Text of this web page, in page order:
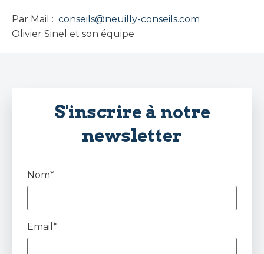
Par Mail : conseils@neuilly-conseils.com
Olivier Sinel et son équipe
S'inscrire à notre
newsletter
Nom*
Email*